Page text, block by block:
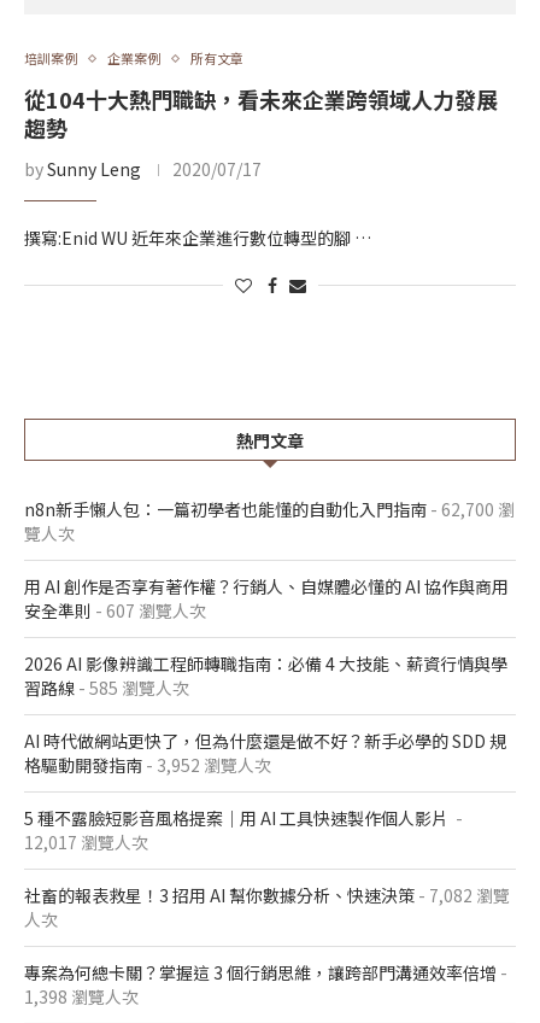
培訓案例 企業案例 所有文章
從104十大熱門職缺，看未來企業跨領域人力發展
趨勢
bySunny Leng 2020/07/17
撰寫:Enid WU 近年來企業進行數位轉型的腳 …
熱門文章
n8n新手懶人包：一篇初學者也能懂的自動化入門指南 - 62,700 瀏
覽人次
用 AI 創作是否享有著作權？行銷人、自媒體必懂的 AI 協作與商用
安全準則 - 607 瀏覽人次
2026 AI 影像辨識工程師轉職指南：必備 4 大技能、薪資行情與學
習路線 - 585 瀏覽人次
AI 時代做網站更快了，但為什麼還是做不好？新手必學的 SDD 規
格驅動開發指南 - 3,952 瀏覽人次
5 種不露臉短影音風格提案｜用 AI 工具快速製作個人影片 -
12,017 瀏覽人次
社畜的報表救星！3 招用 AI 幫你數據分析、快速決策 - 7,082 瀏覽
人次
專案為何總卡關？掌握這 3 個行銷思維，讓跨部門溝通效率倍增 -
1,398 瀏覽人次